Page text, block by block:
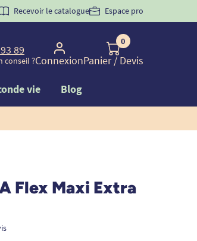
la 1ère commande d'incontinence
Recevoir le catalogue Espace pro
89
conseil ?Connexion
0
Panier/ Devis
vie Blog
Flex Maxi Extra